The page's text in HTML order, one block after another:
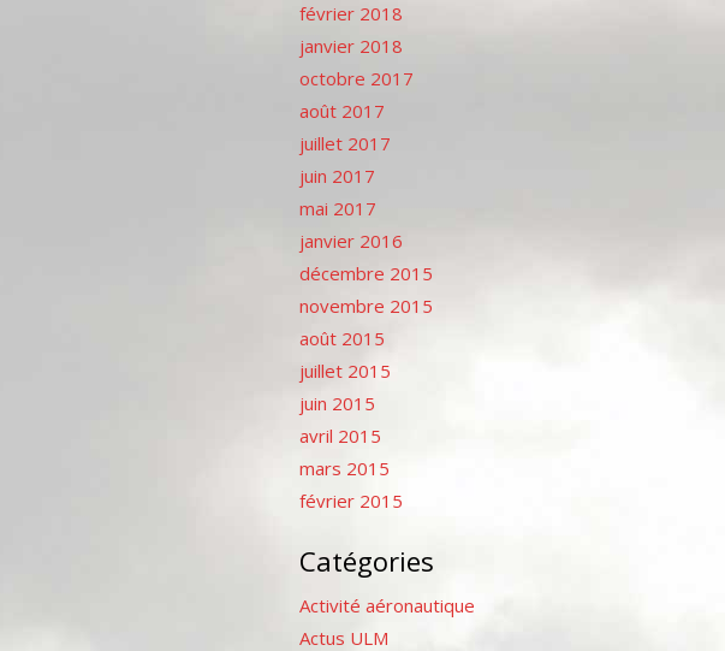
février 2018
janvier 2018
octobre 2017
août 2017
juillet 2017
juin 2017
mai 2017
janvier 2016
décembre 2015
novembre 2015
août 2015
juillet 2015
juin 2015
avril 2015
mars 2015
février 2015
Catégories
Activité aéronautique
Actus ULM